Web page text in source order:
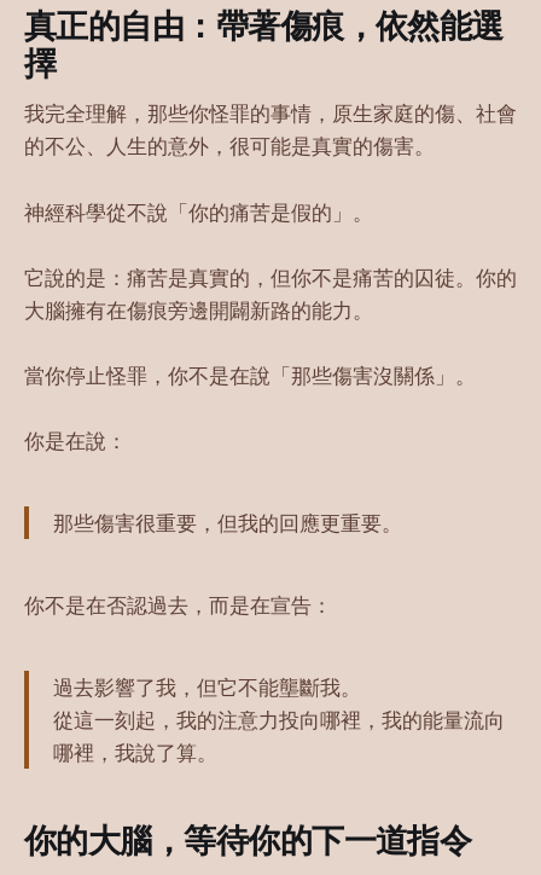
真正的自由：帶著傷痕，依然能選
擇
我完全理解，那些你怪罪的事情，原生家庭的傷、社會
的不公、人生的意外，很可能是真實的傷害。
神經科學從不說「你的痛苦是假的」。
它說的是：痛苦是真實的，但你不是痛苦的囚徒。你的
大腦擁有在傷痕旁邊開闢新路的能力。
當你停止怪罪，你不是在說「那些傷害沒關係」。
你是在說：
那些傷害很重要，但我的回應更重要。
你不是在否認過去，而是在宣告：
過去影響了我，但它不能壟斷我。
從這一刻起，我的注意力投向哪裡，我的能量流向
哪裡，我說了算。
你的大腦，等待你的下一道指令